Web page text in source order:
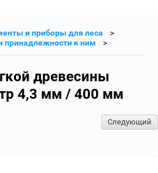
и приборы для леса
принадлежности к ним
древесины
4,3 мм / 400 мм
Следующий